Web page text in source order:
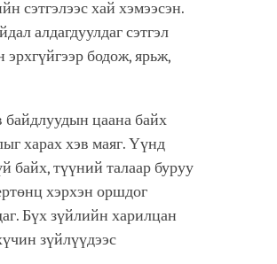
сэтгэлээс хай хэмээсэн.
алдагдуулдаг сэтгэл
эрхгүйгээр бодож, ярьж,
байдлуудын цаана байх
харах хэв маяг. Үүнд
байх, түүний талаар буруу
хэрхэн оршдог
Бүх зүйлийн харилцан
зүйлүүдээс